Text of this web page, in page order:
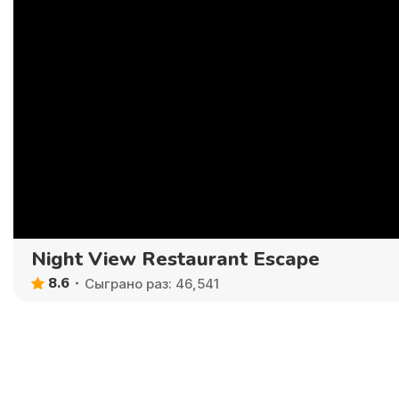
Night View Restaurant Escape
8.6 Сыграно раз: 46,541